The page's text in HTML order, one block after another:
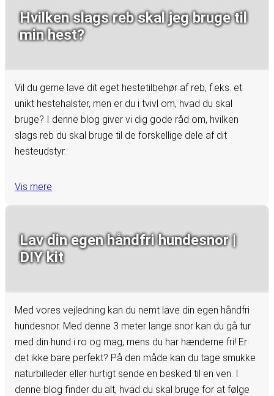
Hvilken slags reb skal jeg bruge til
min hest?
Vil du gerne lave dit eget hestetilbehør af reb, f.eks. et
unikt hestehalster, men er du i tvivl om, hvad du skal
bruge? I denne blog giver vi dig gode råd om, hvilken
slags reb du skal bruge til de forskellige dele af dit
hesteudstyr.
Vis mere
Lav din egen håndfri hundesnor |
DIY kit
Med vores vejledning kan du nemt lave din egen håndfri
hundesnor. Med denne 3 meter lange snor kan du gå tur
med din hund i ro og mag, mens du har hænderne fri! Er
det ikke bare perfekt? På den måde kan du tage smukke
naturbilleder eller hurtigt sende en besked til en ven. I
denne blog finder du alt, hvad du skal bruge for at følge